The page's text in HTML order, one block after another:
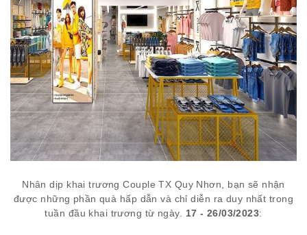
Nhân dịp khai trương Couple TX Quy Nhơn, bạn sẽ nhận
được những phần quà hấp dẫn và chỉ diễn ra duy nhất trong
tuần đầu khai trương từ ngày. 17 - 26/03/2023: